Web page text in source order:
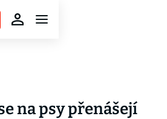
na psy přenášejí